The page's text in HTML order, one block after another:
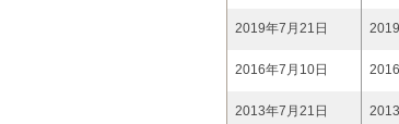
2019年7月21日
2016年7月10日
2013年7月21日